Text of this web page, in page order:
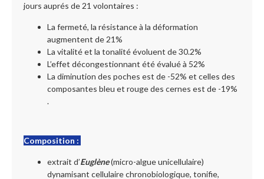
jours auprés de 21 volontaires :
La fermeté, la résistance à la déformation
augmentent de 21%
La vitalité et la tonalité évoluent de 30.2%
L’effet décongestionnant été évalué à 52%
La diminution des poches est de -52% et celles des
composantes bleu et rouge des cernes est de -19%
.
Composition :
extrait d’Euglène(micro-algue unicellulaire)
dynamisant cellulaire chronobiologique, tonifie,